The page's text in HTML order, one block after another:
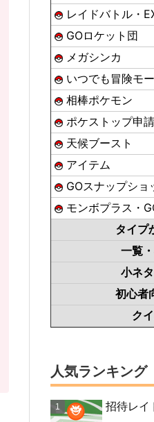
レイドバトル・
GOロケット団
メガシンカ
いつでも冒険モ
相棒ポケモン
ポケストップ申
天候ブースト
アイテム
GOスナップショ
モンボプラス・
タイプ
一覧
小ネ
初心者
ク
人気ランキング
招待レイ